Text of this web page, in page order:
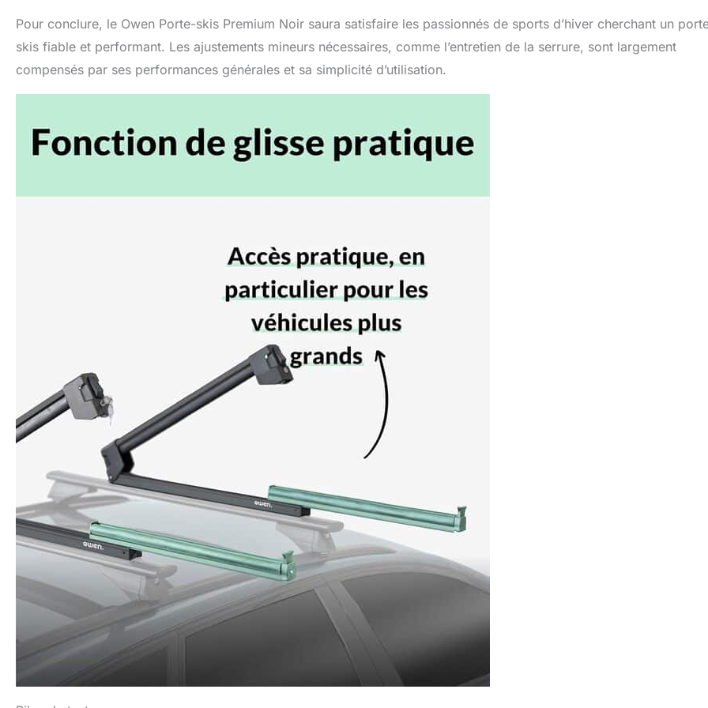
Pour conclure, le Owen Porte-skis Premium Noir saura satisfaire les passionnés de sports d’hiver cherchant un
skis fiable et performant. Les ajustements mineurs nécessaires, comme l’entretien de la serrure, sont largement
compensés par ses performances générales et sa simplicité d’utilisation.